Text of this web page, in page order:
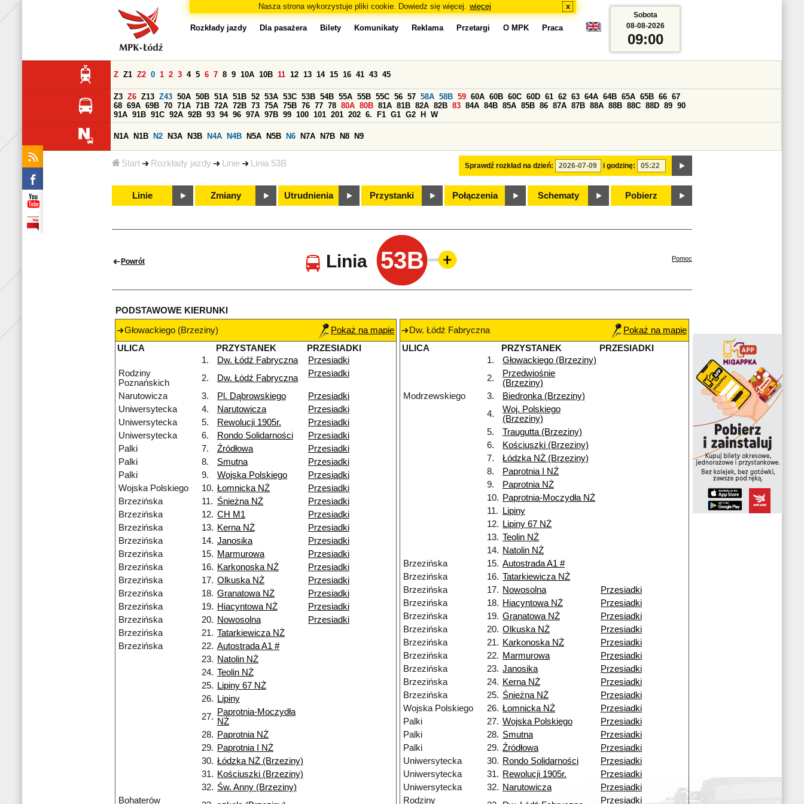
Nasza strona wykorzystuje pliki cookie. Dowiedz się więcej. więcej x
Start Rozkłady jazdy Linie Linia 53B
Rozkłady jazdy Dla pasażera Bilety Komunikaty Reklama Przetargi O MPK Praca
Sprawdź rozkład na dzień: i godzinę:
Z Z1 Z2 0 1 2 3 4 5 6 7 8 9 10A 10B 11 12 13 14 15 16 41 43 45
Z3 Z6 Z13 Z43 50A 50B 51A 51B 52 53A 53C 53B 54B 55A 55B 55C 56 57 58A 58B 59 60A 60B 60C 60D 61 62 63 64A 64B 65A 65B 66 67
68 69A 69B 70 71A 71B 72A 72B 73 75A 75B 76 77 78 80A 80B 81A 81B 82A 82B 83 84A 84B 85A 85B 86 87A 87B 88A 88B 88C 88D 89 90
91A 91B 91C 92A 92B 93 94 96 97A 97B 99 100 101 201 202 6. F1 G1 G2 H W
N1A N1B N2 N3A N3B N4A N4B N5A N5B N6 N7A N7B N8 N9
Linie Zmiany Utrudnienia Przystanki Połączenia Schematy Pobierz
Sobota
08-08-2026
09:00
Powrót Linia 53B Pomoc
PODSTAWOWE KIERUNKI
Głowackiego (Brzeziny)
Pokaż na mapie
ULICA
PRZYSTANEK
PRZESIADKI
1.
Dw. Łódź Fabryczna
Przesiadki
Rodziny
Poznańskich
2. Dw. Łódź Fabryczna Przesiadki
Narutowicza 3. Pl. Dąbrowskiego
Przesiadki
Uniwersytecka
4. Narutowicza
Przesiadki
Uniwersytecka
5. Rewolucji 1905r.
Przesiadki
Uniwersytecka
6. Rondo Solidarności
Przesiadki
Palki
7. Źródłowa
Przesiadki
Palki
8. Smutna
Przesiadki
Palki
9. Wojska Polskiego
Przesiadki
Wojska Polskiego
10. Łomnicka NŻ
Przesiadki
Brzezińska
11. Śnieżna NŻ
Przesiadki
Brzezińska
12. CH M1
Przesiadki
Brzezińska
13. Kerna NŻ
Przesiadki
Brzezińska
14. Janosika
Przesiadki
Brzezińska
15. Marmurowa
Przesiadki
Brzezińska
16. Karkonoska NŻ
Przesiadki
Brzezińska
17. Olkuska NŻ
Przesiadki
Brzezińska
18. Granatowa NŻ
Przesiadki
Brzezińska
19. Hiacyntowa NŻ
Przesiadki
Brzezińska
20. Nowosolna
Przesiadki
Brzezińska
21. Tatarkiewicza NŻ
Brzezińska
22. Autostrada A1 #
23. Natolin NŻ
24. Teolin NŻ
25.
Lipiny 67 NŻ
26.
Lipiny
27. Paprotnia-Moczydła
NŻ
28. Paprotnia NŻ
29. Paprotnia I NŻ
30. Łódzka NŻ (Brzeziny)
31. Kościuszki (Brzeziny)
32. Św. Anny (Brzeziny)
Bohaterów
Dw. Łódź Fabryczna
Pokaż na mapie
ULICA
PRZYSTANEK
PRZESIADKI
1.
Głowackiego (Brzeziny)
2.
Przedwiośnie
(Brzeziny)
Modrzewskiego
3.
Biedronka (Brzeziny)
4.
Woj. Polskiego
(Brzeziny)
5.
Traugutta (Brzeziny)
6.
Kościuszki (Brzeziny)
7.
Łódzka NŻ (Brzeziny)
8.
Paprotnia I NŻ
9.
Paprotnia NŻ
10. Paprotnia-Moczydła NŻ
11.
Lipiny
12.
Lipiny 67 NŻ
13. Teolin NŻ
14. Natolin NŻ
Brzezińska
15. Autostrada A1 #
Brzezińska
16. Tatarkiewicza NŻ
Brzezińska
17. Nowosolna
Przesiadki
Brzezińska
18. Hiacyntowa NŻ
Przesiadki
Brzezińska
19. Granatowa NŻ
Przesiadki
Brzezińska
20. Olkuska NŻ
Przesiadki
Brzezińska
21. Karkonoska NŻ
Przesiadki
Brzezińska
22. Marmurowa
Przesiadki
Brzezińska
23. Janosika
Przesiadki
Brzezińska
24. Kerna NŻ
Przesiadki
Brzezińska
25. Śnieżna NŻ
Przesiadki
Wojska Polskiego
26. Łomnicka NŻ
Przesiadki
Palki
27. Wojska Polskiego
Przesiadki
Palki
28. Smutna
Przesiadki
Palki
29. Źródłowa
Przesiadki
Uniwersytecka
30. Rondo Solidarności
Przesiadki
Uniwersytecka
31. Rewolucji 1905r.
Przesiadki
Uniwersytecka
32. Narutowicza
Przesiadki
Rodziny
Przesiadki